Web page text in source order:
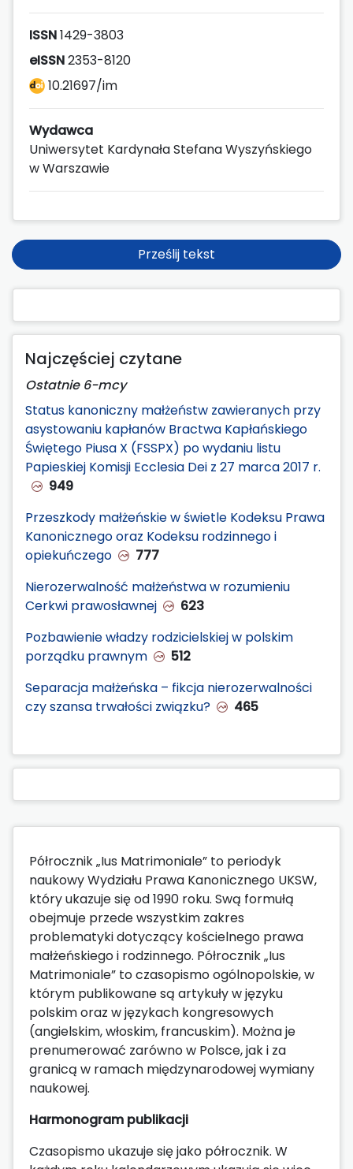
ISSN1429-3803
eISSN2353-8120
10.21697/im
Wydawca
Uniwersytet Kardynała Stefana Wyszyńskiego
w Warszawie
Prześlij tekst
Najczęściej czytane
Ostatnie 6-mcy
Status kanoniczny małżeństw zawieranych przy
asystowaniu kapłanów Bractwa Kapłańskiego
Świętego Piusa X (FSSPX) po wydaniu listu
Papieskiej Komisji Ecclesia Dei z 27 marca 2017 r.
949
Przeszkody małżeńskie w świetle Kodeksu Prawa
Kanonicznego oraz Kodeksu rodzinnego i
opiekuńczego
777
Nierozerwalność małżeństwa w rozumieniu
Cerkwi prawosławnej
623
Pozbawienie władzy rodzicielskiej w polskim
porządku prawnym
512
Separacja małżeńska – fikcja nierozerwalności
czy szansa trwałości związku?
465
Półrocznik „Ius Matrimoniale” to periodyk
naukowy Wydziału Prawa Kanonicznego UKSW,
który ukazuje się od 1990 roku. Swą formułą
obejmuje przede wszystkim zakres
problematyki dotyczący kościelnego prawa
małżeńskiego i rodzinnego. Półrocznik „Ius
Matrimoniale” to czasopismo ogólnopolskie, w
którym publikowane są artykuły w języku
polskim oraz w językach kongresowych
(angielskim, włoskim, francuskim). Można je
prenumerować zarówno w Polsce, jak i za
granicą w ramach międzynarodowej wymiany
naukowej.
Harmonogram publikacji
Czasopismo ukazuje się jako półrocznik. W